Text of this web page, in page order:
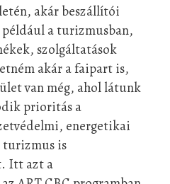
akár beszállítói
a turizmusban,
szolgáltatások
akár a faipart is,
van még, ahol látunk
prioritás a
energetikai
turizmus is
Itt azt a